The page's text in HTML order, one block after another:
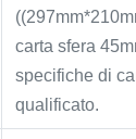
carta sfera
specifiche di
qualificato.